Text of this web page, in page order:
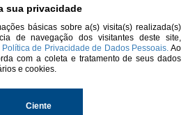
sua privacidade
básicas sobre a(s) visita(s) realizada(s)
de navegação dos visitantes deste site,
Política de Privacidade de Dados Pessoais. Ao
com a coleta e tratamento de seus dados
e cookies.
Ciente
CEP 49680-000
Localização
os direitos reservados.